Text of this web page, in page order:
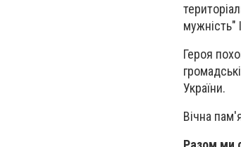
мужність"
Героя
України.
Вічна